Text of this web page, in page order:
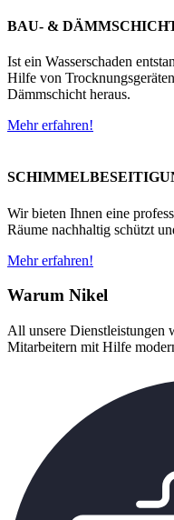
BAU- &
Ist ein Wasserschaden
Hilfe von
Dämmschicht heraus.
Mehr erfahren!
Wir bieten Ihnen eine
Räume nachhaltig schützt
Mehr erfahren!
Warum Nikel
All unsere Dienstleistungen
Mitarbeitern mit Hilfe